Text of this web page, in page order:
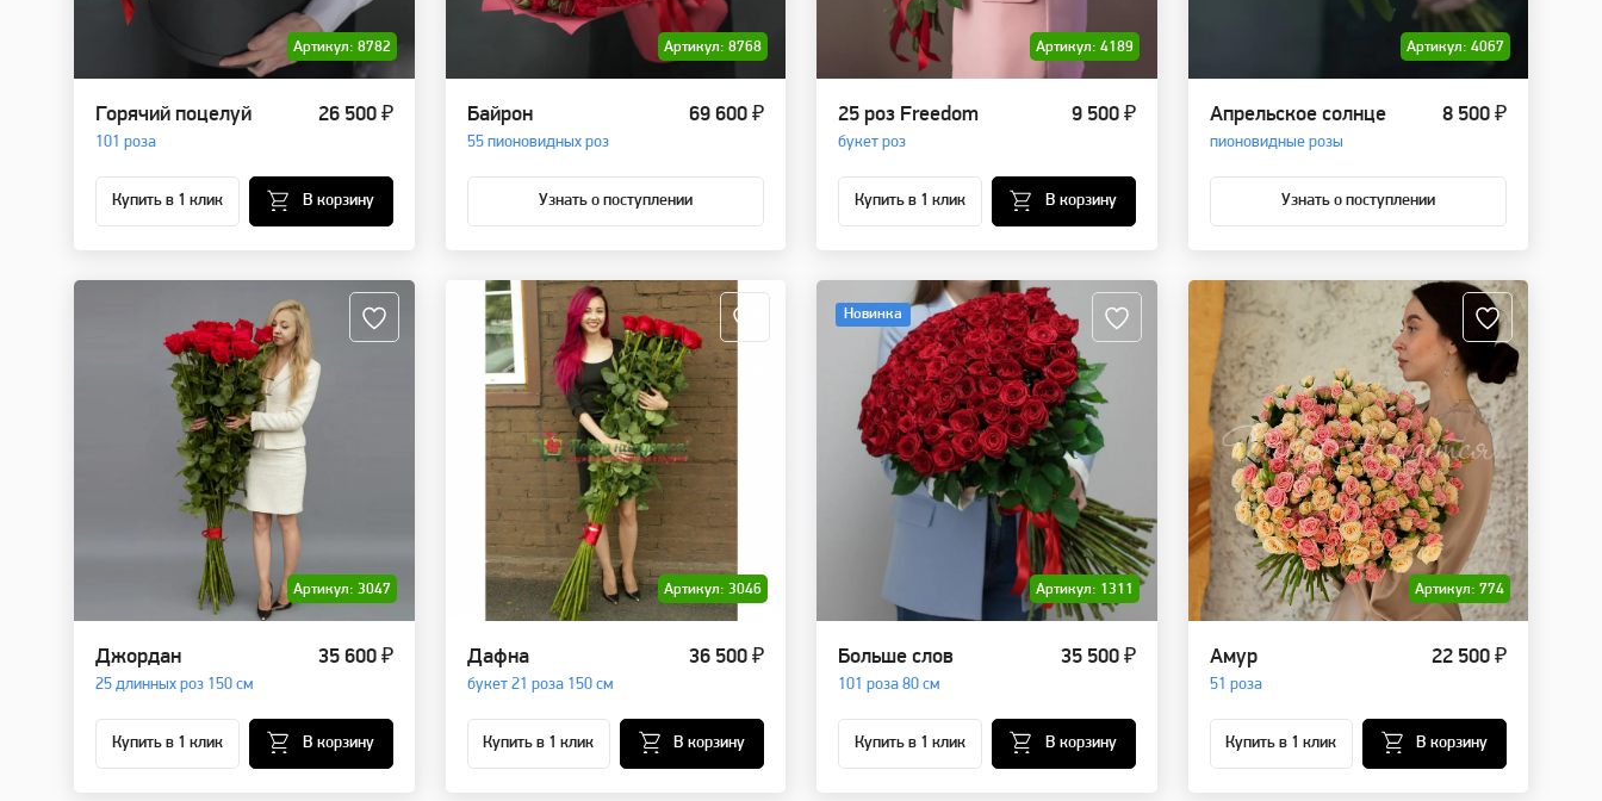
Артикул: 8782
Горячий поцелуй
101 роза
26 500 ₽
Купить в 1 клик В корзину
Артикул: 8768
Байрон
55 пионовидных роз
69 600 ₽
Узнать о поступлении
Артикул: 4189
25 роз Freedom
букет роз
9 500 ₽
Купить в 1 клик В корзину
Артикул: 4067
Апрельское солнце
пионовидные розы
8 500 ₽
Узнать о поступлении
Артикул: 3047
Джордан
25 длинных роз 150 см
35 600 ₽
Купить в 1 клик В корзину
Артикул: 3046
Дафна
букет 21 роза 150 см
36 500 ₽
Купить в 1 клик В корзину
Новинка
Артикул: 1311
Больше слов
101 роза 80 см
35 500 ₽
Купить в 1 клик В корзину
Артикул: 774
Амур
51 роза
22 500 ₽
Купить в 1 клик В корзину